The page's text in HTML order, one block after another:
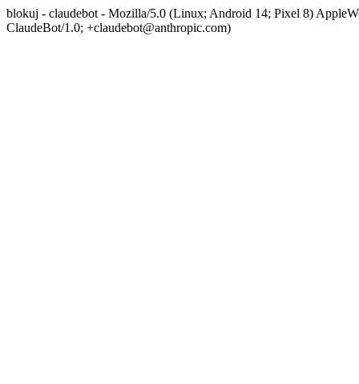
blokuj - claudebot - Mozilla/5.0 (Linux; Android 14; Pixel 8)
ClaudeBot/1.0; +claudebot@anthropic.com)